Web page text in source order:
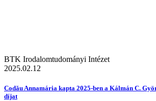
BTK Irodalomtudományi Intézet
2025.02.12
Codău Annamária kapta 2025-ben a Kálmán C.
díjat